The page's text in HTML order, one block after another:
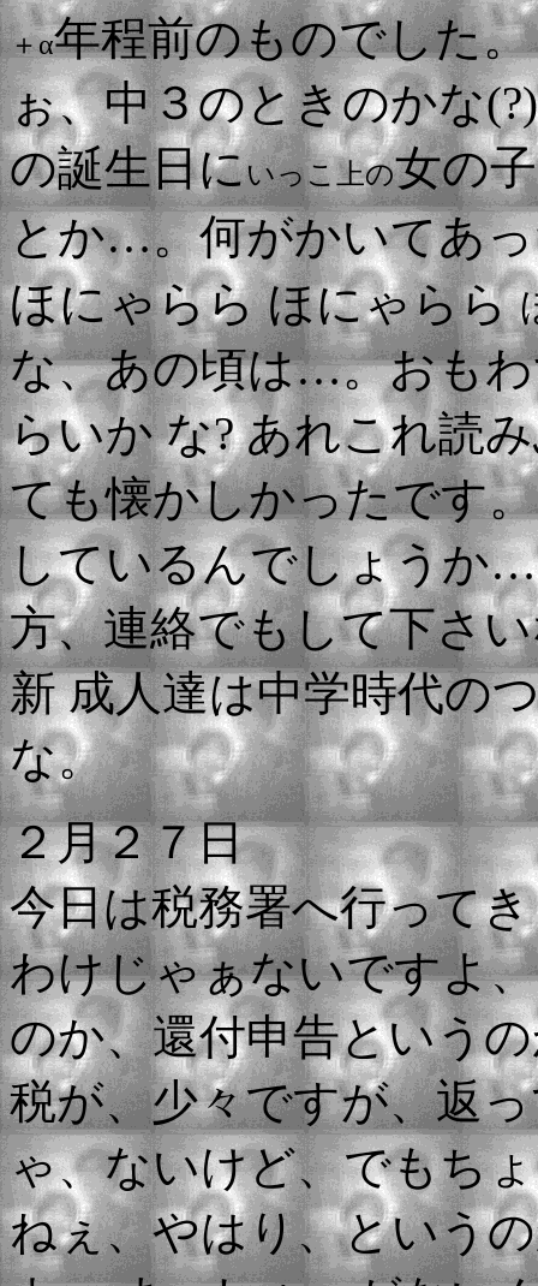
＋α年程前のものでした
ぉ、中３のときのかな
の誕生日にいっこ上の女の
とか…。何がかいてあ
ほにゃららほにゃらら
な、あの頃は…。おも
らいか な? あれこれ読
ても懐かしかったです
しているんでしょうか
方、連絡でもして下さ
新 成人達は中学時代の
な。
２月２７日
今日は税務署へ行って
わけじゃぁないですよ
のか、還付申告という
税が、少々ですが、返
ゃ、ないけど、でもち
ねぇ、やはり、という